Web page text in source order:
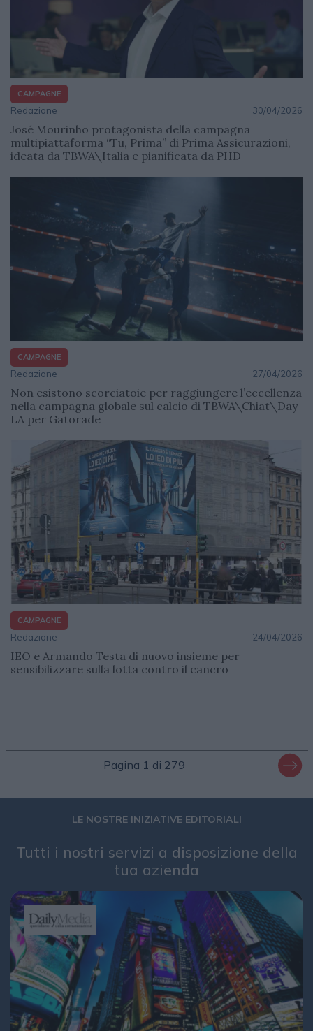
CAMPAGNE
Redazione 30/04/2026
José Mourinho protagonista della campagna
multipiattaforma “Tu, Prima” di Prima Assicurazioni,
ideata da TBWA\Italia e pianificata da PHD
CAMPAGNE
Redazione 27/04/2026
Non esistono scorciatoie per raggiungere l’eccellenza
nella campagna globale sul calcio di TBWA\Chiat\Day
LA per Gatorade
CAMPAGNE
Redazione 24/04/2026
IEO e Armando Testa di nuovo insieme per
sensibilizzare sulla lotta contro il cancro
Pagina 1 di 279
LE NOSTRE INIZIATIVE EDITORIALI
Tutti i nostri servizi a disposizione della
tua azienda